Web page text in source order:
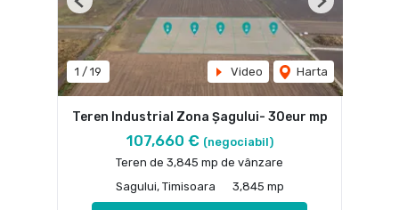
1 / 19 Video Harta
Previous Next
Teren Industrial Zona Șagului- 30eur mp
107,660 € (negociabil)
Teren de 3,845 mp de vânzare
Sagului, Timisoara
3,845 mp